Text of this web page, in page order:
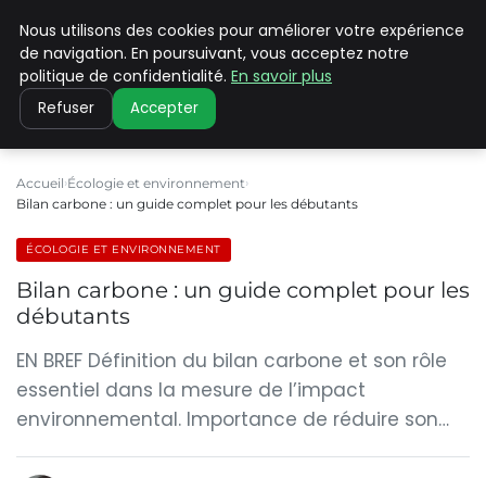
CLIMATE C ADVANCED
Accueil Écologie et environnement
Bilan carbone : un guide complet pour les débutants
ÉCOLOGIE ET ENVIRONNEMENT
Bilan carbone : un guide complet pour les
débutants
EN BREF Définition du bilan carbone et son rôle
essentiel dans la mesure de l’impact
environnemental. Importance de réduire son…
Nous utilisons des cookies pour améliorer votre expérience
de navigation. En poursuivant, vous acceptez notre
politique de confidentialité. En savoir plus
Refuser Accepter